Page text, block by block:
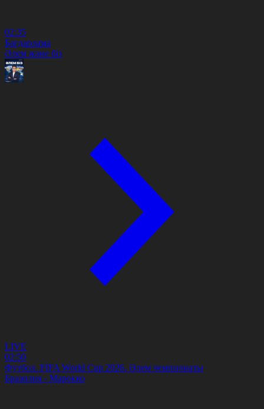
02:35
Бағдарлама
Әлем және біз
LIVE
02:50
Футбол. FIFA World Cup 2026. Әлем чемпионаты
Бразилия - Марокко